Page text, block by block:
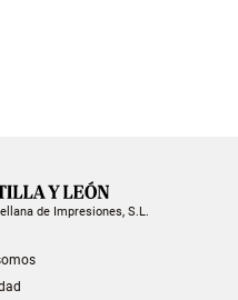
de Impresiones, S.L.